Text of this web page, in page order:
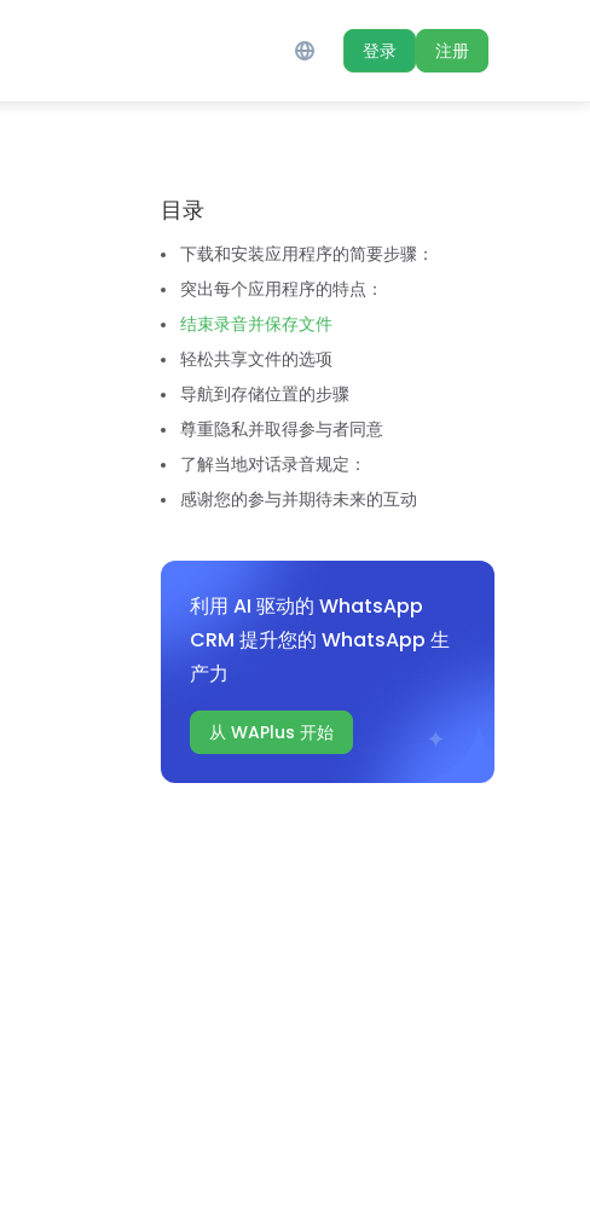
登录 注册
目录‌
下载和安装应用程序的简要步骤：
突出每个应用程序的特点：
结束录音并保存文件
轻松共享文件的选项
导航到存储位置的步骤
尊重隐私并取得参与者同意
了解当地对话录音规定：
感谢您的参与并期待未来的互动
利用 AI 驱动的 WhatsApp
CRM 提升您的 WhatsApp 生
产力
从 WAPlus 开始